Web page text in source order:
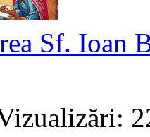
Sf. Ioan